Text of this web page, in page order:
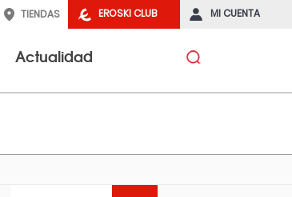
EROSKI CLUB MI CUENTA
TIENDAS
Actualidad